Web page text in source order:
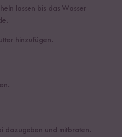
lassen bis das Wasser
hinzufügen.
dazugeben und mitbraten.